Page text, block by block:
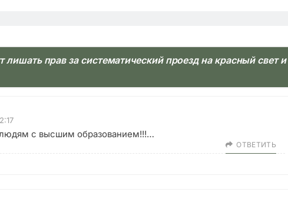
лишать прав за систематический проезд на красный свет и
людям с высшим образованием!!!…
ОТВЕТИТЬ